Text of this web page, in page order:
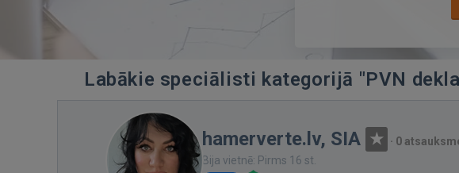
Labākie speciālisti kategorijā "PVN
hamerverte.lv, SIA · 0
Bija vietnē: Pirms 16 st.